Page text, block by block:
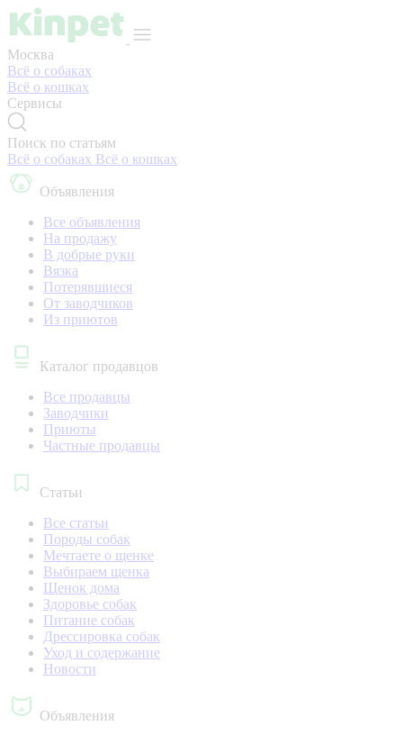
Москва
Всё о собаках
Всё о кошках
Сервисы
Поиск по статьям
Всё о собаках Всё о кошках
Объявления
Все объявления
На продажу
В добрые руки
Вязка
Потерявшиеся
От заводчиков
Из приютов
Каталог продавцов
Все продавцы
Заводчики
Приюты
Частные продавцы
Статьи
Все статьи
Породы собак
Мечтаете о щенке
Выбираем щенка
Щенок дома
Здоровье собак
Питание собак
Дрессировка собак
Уход и содержание
Новости
Объявления